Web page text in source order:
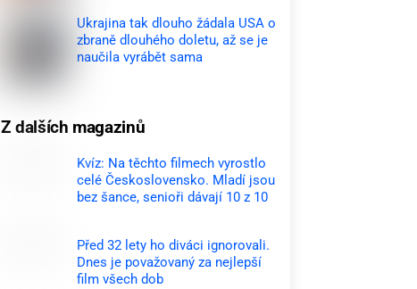
Ukrajina tak dlouho žádala USA o
zbraně dlouhého doletu, až se je
naučila vyrábět sama
Z dalších magazinů
Kvíz: Na těchto filmech vyrostlo
celé Československo. Mladí jsou
bez šance, senioři dávají 10 z 10
Před 32 lety ho diváci ignorovali.
Dnes je považovaný za nejlepší
film všech dob